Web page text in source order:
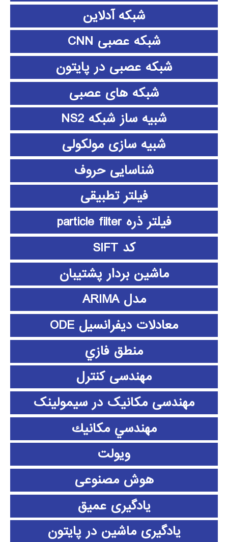
شبکه آدلاین
شبکه عصبی CNN
شبکه عصبی در پایتون
شبکه های عصبی
شبیه ساز شبکه NS2
شبیه سازی مولکولی
شناسایی حروف
فیلتر تطبیقی
فیلتر ذره particle filter
کد SIFT
ماشین بردار پشتیبان
مدل ARIMA
معادلات دیفرانسیل ODE
منطق فازي
مهندسی کنترل
مهندسی مکانیک در سیمولینک
مهندسي مكانيك
ویولت
هوش مصنوعی
یادگیری عمیق
یادگیری ماشین در پایتون